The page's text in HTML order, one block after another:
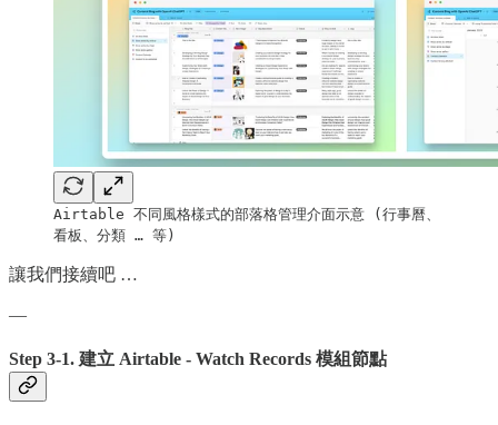
Airtable 不同風格樣式的部落格管理介面示意 (行事曆、
看板、分類 … 等)
讓我們接續吧 …
—
Step 3-1. 建立 Airtable - Watch Records 模組節點